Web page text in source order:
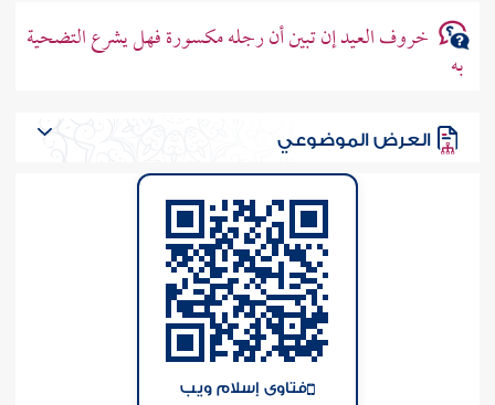
خروف العيد إن تبين أن رجله مكسورة فهل يشرع التضحية
به
العرض الموضوعي
فتاوى إسلام ويب